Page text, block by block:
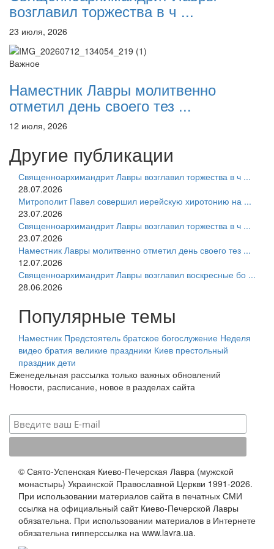
возглавил торжества в ч ...
23 июля, 2026
Важное
Наместник Лавры молитвенно
отметил день своего тез ...
12 июля, 2026
Другие публикации
Священноархимандрит Лавры возглавил торжества в ч ...
28.07.2026
Митрополит Павел совершил иерейскую хиротонию на ...
23.07.2026
Священноархимандрит Лавры возглавил торжества в ч ...
23.07.2026
Наместник Лавры молитвенно отметил день своего тез ...
12.07.2026
Священноархимандрит Лавры возглавил воскресные бо ...
28.06.2026
Популярные темы
Наместник Предстоятель братское богослужение Неделя
видео братия великие праздники Киев престольный
праздник дети
Еженедельная рассылка только важных обновлений
Новости, расписание, новое в разделах сайта
© Свято-Успенская Киево-Печерская Лавра (мужской
монастырь) Украинской Православной Церкви 1991-2026.
При использовании материалов сайта в печатных СМИ
ссылка на официальный сайт Киево-Печерской Лавры
обязательна. При использовании материалов в Интернете
обязательна гипперссылка на www.lavra.ua.